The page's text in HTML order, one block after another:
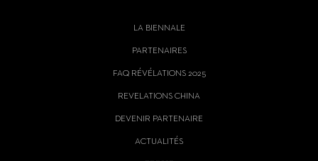
LA BIENNALE
PARTENAIRES
FAQ RÉVÉLATIONS 2025
REVELATIONS CHINA
DEVENIR PARTENAIRE
ACTUALITÉS